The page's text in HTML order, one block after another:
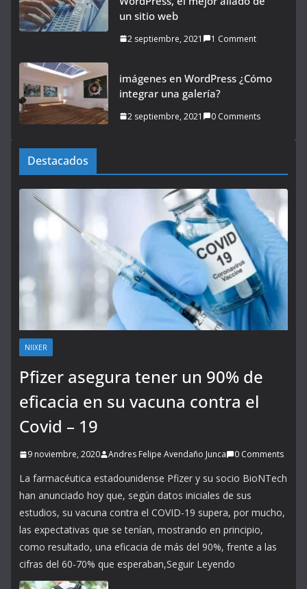
un sitio web
2 septiembre, 2021 1 Comment
imágenes en WordPress ¿Cómo
integrar una galería?
2 septiembre, 2021 0 Comments
Destacados
NIIXER
Pfizer asegura tener un 90% de
eficacia en su vacuna contra el
Covid – 19
9 noviembre, 2020 Andres Felipe Avendaño Junca 0 Comments
La farmacéutica estadounidense Pfizer y su socio BioNTech
han anunciado hoy que, según datos iniciales de sus
estudios, su vacuna contra el COVID-19 supera, por mucho,
las expectativas que se tenían, mostrando en principio,
como resultado, una eficacia de más del 90%, frente a las
cifras del 60-70% que esperaban,Seguir Leyendo